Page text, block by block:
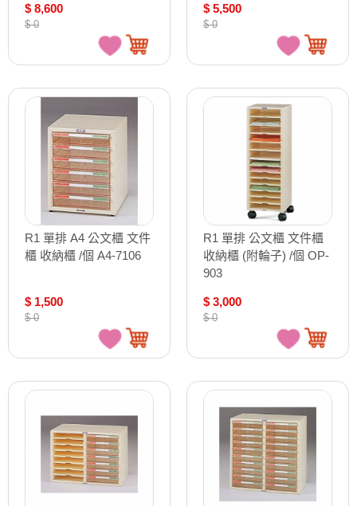
$ 8,600
$ 0
$ 5,500
$ 0
R1 單排 A4 公文櫃 文件
櫃 收納櫃 /個 A4-7106
$ 1,500
$ 0
R1 單排 公文櫃 文件櫃
收納櫃 (附輪子) /個 OP-
903
$ 3,000
$ 0